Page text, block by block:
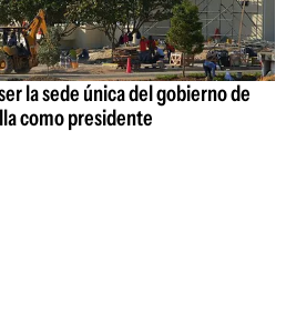
la sede única del gobierno de
como presidente